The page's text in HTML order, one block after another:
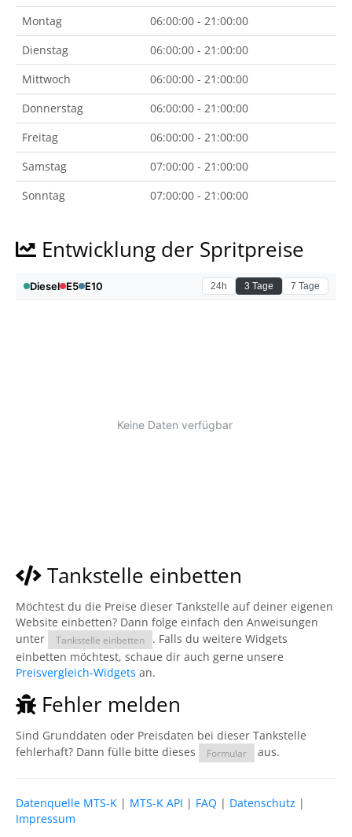
Montag
06:00:00 - 21:00:00
Dienstag
06:00:00 - 21:00:00
Mittwoch
06:00:00 - 21:00:00
Donnerstag
06:00:00 - 21:00:00
Freitag
06:00:00 - 21:00:00
Samstag
07:00:00 - 21:00:00
Sonntag
07:00:00 - 21:00:00
Entwicklung der Spritpreise
Tankstelle einbetten
Möchtest du die Preise dieser Tankstelle auf deiner eigenen
Website einbetten? Dann folge einfach den Anweisungen
unter
Tankstelle einbetten
. Falls du weitere Widgets
einbetten möchtest, schaue dir auch gerne unsere
Preisvergleich-Widgets an.
Fehler melden
Sind Grunddaten oder Preisdaten bei dieser Tankstelle
fehlerhaft? Dann fülle bitte dieses
Formular aus.
Datenquelle MTS-K | MTS-K API | FAQ | Datenschutz |
Impressum